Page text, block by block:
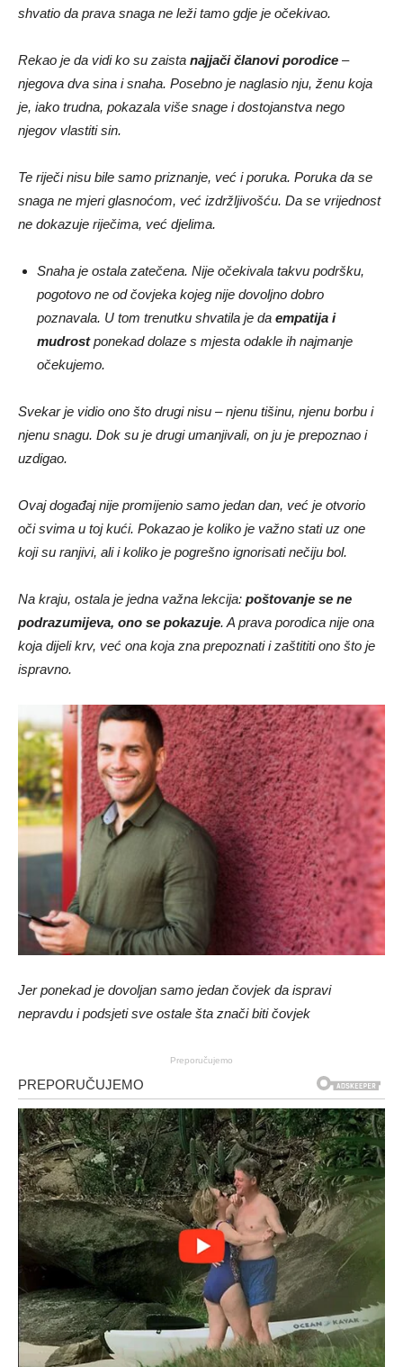
shvatio da prava snaga ne leži tamo gdje je očekivao.
Rekao je da vidi ko su zaista najjači članovi porodice –
njegova dva sina i snaha. Posebno je naglasio nju, ženu koja
je, iako trudna, pokazala više snage i dostojanstva nego
njegov vlastiti sin.
Te riječi nisu bile samo priznanje, već i poruka. Poruka da se
snaga ne mjeri glasnoćom, već izdržljivošću. Da se vrijednost
ne dokazuje riječima, već djelima.
Snaha je ostala zatečena. Nije očekivala takvu podršku,
pogotovo ne od čovjeka kojeg nije dovoljno dobro
poznavala. U tom trenutku shvatila je da empatija i
mudrostponekad dolaze s mjesta odakle ih najmanje
očekujemo.
Svekar je vidio ono što drugi nisu – njenu tišinu, njenu borbu i
njenu snagu. Dok su je drugi umanjivali, on ju je prepoznao i
uzdigao.
Ovaj događaj nije promijenio samo jedan dan, već je otvorio
oči svima u toj kući. Pokazao je koliko je važno stati uz one
koji su ranjivi, ali i koliko je pogrešno ignorisati nečiju bol.
Na kraju, ostala je jedna važna lekcija: poštovanje se ne
podrazumijeva, ono se pokazuje. A prava porodica nije ona
koja dijeli krv, već ona koja zna prepoznati i zaštititi ono što je
ispravno.
Jer ponekad je dovoljan samo jedan čovjek da ispravi
nepravdu i podsjeti sve ostale šta znači biti čovjek
Preporučujemo